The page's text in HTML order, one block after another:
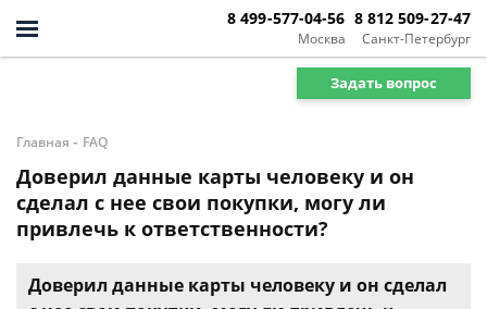
Москва
8 499-577-04-56
Санкт-Петербург
8 812 509-27-47
Задать вопрос
Главная - FAQ
Доверил данные карты человеку и он
сделал с нее свои покупки, могу ли
привлечь к ответственности?
Доверил данные карты человеку и он сделал